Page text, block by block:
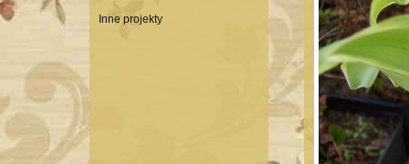
Panele, szyldy dekoracyjne
Do domu
Inne projekty